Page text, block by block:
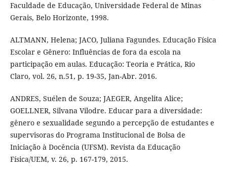
Faculdade de Educação, Universidade Federal de Minas
Gerais, Belo Horizonte, 1998.
ALTMANN, Helena; JACO, Juliana Fagundes. Educação Física
Escolar e Gênero: Influências de fora da escola na
participação em aulas. Educação: Teoria e Prática, Rio
Claro, vol. 26, n.51, p. 19-35, Jan-Abr. 2016.
ANDRES, Suélen de Souza; JAEGER, Angelita Alice;
GOELLNER, Silvana Vilodre. Educar para a diversidade:
gênero e sexualidade segundo a percepção de estudantes e
supervisoras do Programa Institucional de Bolsa de
Iniciação à Docência (UFSM). Revista da Educação
Física/UEM, v. 26, p. 167-179, 2015.